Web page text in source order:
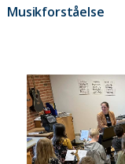
Musikforståelse